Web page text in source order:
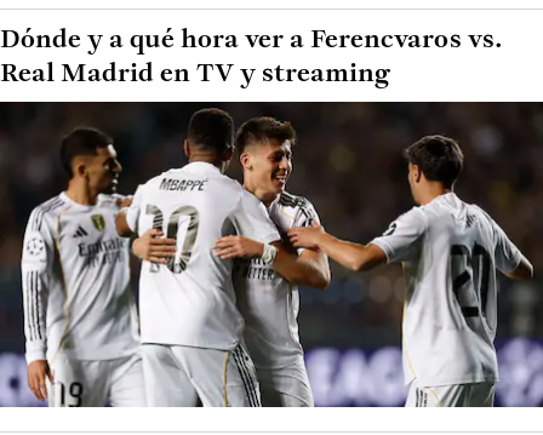
Dónde y a qué hora ver a Ferencvaros vs.
Real Madrid en TV y streaming